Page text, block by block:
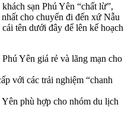
sạn Phú Yên “chất lừ”,
cho chuyến đi đến xứ Nẫu
tên dưới đây để lên kế hoạch
Yên giá rẻ và lãng mạn cho
với các trải nghiệm “chanh
phù hợp cho nhóm du lịch